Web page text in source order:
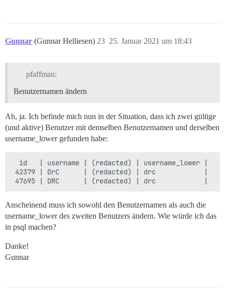
Gunnar (Gunnar Helliesen) 25. Januar 2021 um 18:43
23
pfaffman:
Benutzernamen ändern
Ah, ja. Ich befinde mich nun in der Situation, dass ich zwei gültige
(und aktive) Benutzer mit demselben Benutzernamen und derselben
username_lower gefunden habe:
  id   | username | (redacted) | username_lower |
42379 | DrC      | (redacted) | drc            |
Anscheinend muss ich sowohl den Benutzernamen als auch die
username_lower des zweiten Benutzers ändern. Wie würde ich das
in psql machen?
Danke!
Gunnar